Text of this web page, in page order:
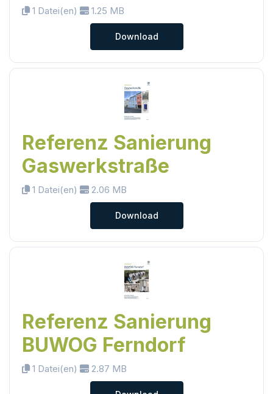
1 Datei(en) 1.25 MB
Download
Referenz Sanierung
Gaswerkstraße
1 Datei(en) 2.06 MB
Download
Referenz Sanierung
BUWOG Ferndorf
1 Datei(en) 2.87 MB